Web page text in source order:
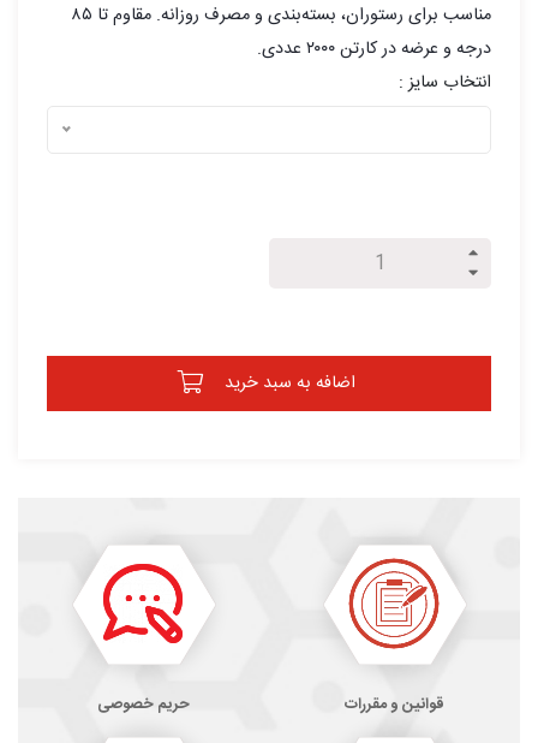
مناسب برای رستوران، بسته‌بندی و مصرف روزانه. مقاوم تا ۸۵
درجه و عرضه در کارتن ۲۰۰۰ عددی.
انتخاب سایز :
اضافه به سبد خرید
قوانین و مقررات حریم خصوصی